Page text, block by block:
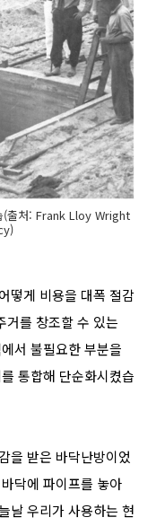
(출처: Frank Lloy Wright
어떻게 비용을 대폭 절감
거를 창조할 수 있는
서 불필요한 부분을
통합해 단순화시켰습
을 받은 바닥난방이었
닥에 파이프를 놓아
날 우리가 사용하는 현